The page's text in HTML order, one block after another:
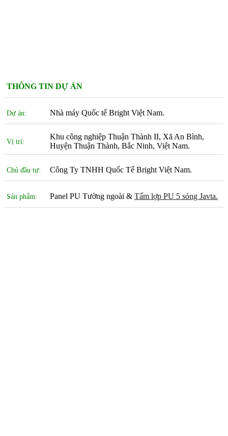
THÔNG TIN DỰ ÁN
Dự án: Nhà máy Quốc tế Bright Việt Nam.
Vị trí:
Khu công nghiệp Thuận Thành II, Xã An Bình,
Huyện Thuận Thành, Bắc Ninh, Việt Nam.
Chủ đầu tư: Công Ty TNHH Quốc Tế Bright Việt Nam.
Sản phẩm: Panel PU Tường ngoài & Tấm lợp PU 5 sóng Javta.